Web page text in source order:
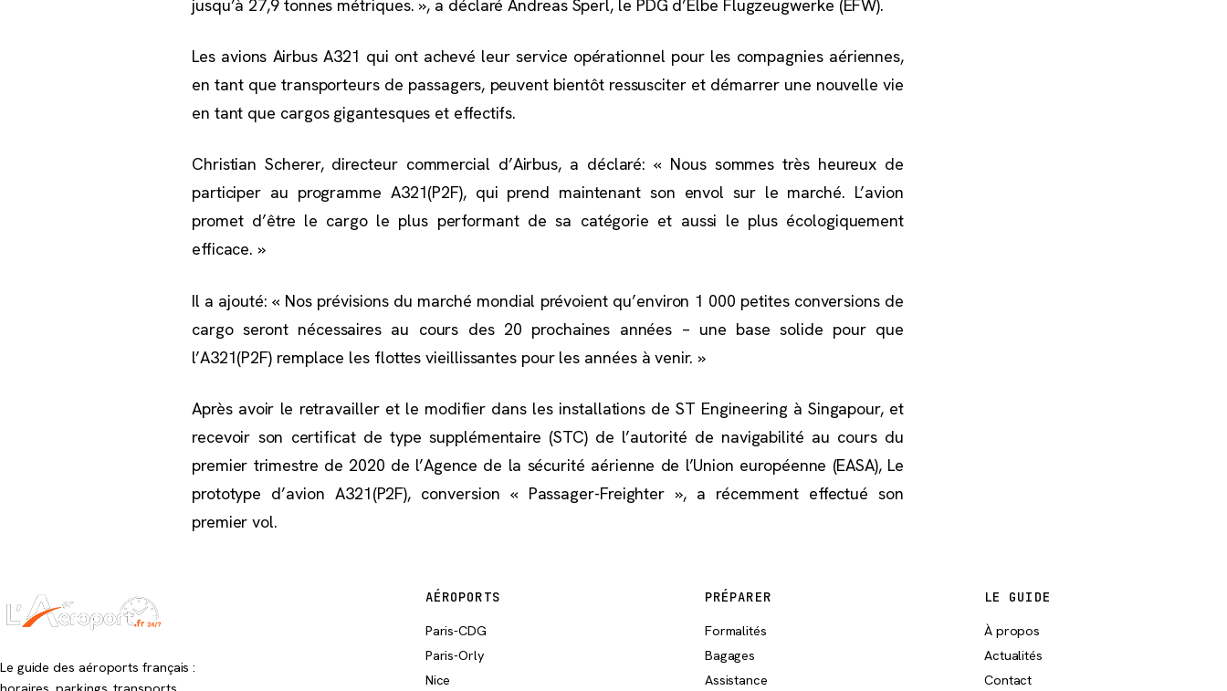
jusqu’à 27,9 tonnes métriques. », a déclaré Andreas Sperl, le PDG d’Elbe Flugzeugwerke (EFW).
Les avions Airbus A321 qui ont achevé leur service opérationnel pour les compagnies aériennes,
en tant que transporteurs de passagers, peuvent bientôt ressusciter et démarrer une nouvelle vie
en tant que cargos gigantesques et effectifs.
Christian Scherer, directeur commercial d’Airbus, a déclaré: « Nous sommes très heureux de
participer au programme A321(P2F), qui prend maintenant son envol sur le marché. L’avion
promet d’être le cargo le plus performant de sa catégorie et aussi le plus écologiquement
efficace. »
Il a ajouté: « Nos prévisions du marché mondial prévoient qu’environ 1 000 petites conversions de
cargo seront nécessaires au cours des 20 prochaines années – une base solide pour que
l’A321(P2F) remplace les flottes vieillissantes pour les années à venir. »
Après avoir le retravailler et le modifier dans les installations de ST Engineering à Singapour, et
recevoir son certificat de type supplémentaire (STC) de l’autorité de navigabilité au cours du
premier trimestre de 2020 de l’Agence de la sécurité aérienne de l’Union européenne (EASA), Le
prototype d’avion A321(P2F), conversion « Passager-Freighter », a récemment effectué son
premier vol.
Le guide des aéroports français :
horaires, parkings, transports,
AÉROPORTS
Paris-CDG
Paris-Orly
Nice
PRÉPARER
Formalités
Bagages
Assistance
LE GUIDE
À propos
Actualités
Contact